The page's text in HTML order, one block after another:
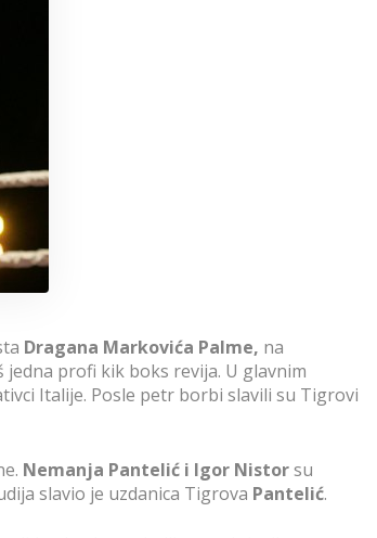
Dragana Markovića Palme, na
profi kik boks revija. U glavnim
Italije. Posle petr borbi slavili su Tigrovi
Nemanja Pantelić i Igor Nistorsu
slavio je uzdanica Tigrova Pantelić.